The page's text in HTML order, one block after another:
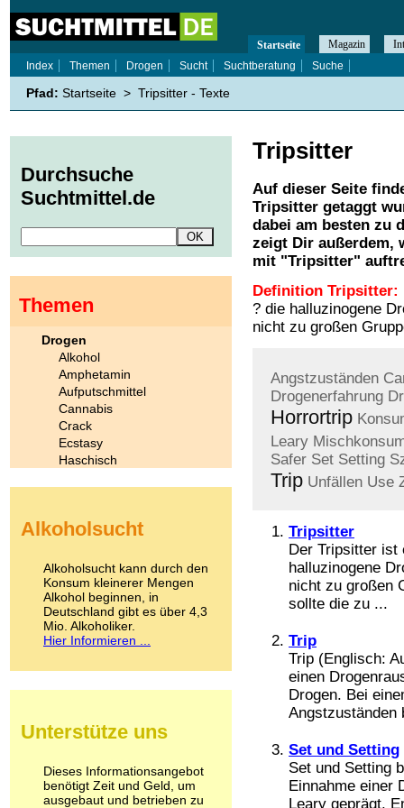
Tripsitter
Auf dieser Seite
Tripsitter getaggt
dabei am besten zu
zeigt Dir außerdem,
mit "Tripsitter"
Definition Tripsitter:
? die halluzinogene
nicht zu großen
Angstzuständen
Drogenerfahrung
Horrortrip
Leary
Safer Set Setting
Trip Unfällen Use
Tripsitter
Der Tripsitter ist
halluzinogene
nicht zu großen
sollte die zu ...
Trip
Trip (Englisch:
einen
Drogen. Bei
Angstzuständen
Set und Setting
Set und Setting
Einnahme einer
Leary geprägt.
Startseite Magazin
Index
Themen Drogen Sucht Suchtberatung Suche
Pfad: Startseite > Tripsitter - Texte
Durchsuche
Suchtmittel.de
Themen
Drogen
Alkohol
Amphetamin
Aufputschmittel
Cannabis
Crack
Ecstasy
Haschisch
Kokain
LSD
Marihuana
Medikamente
Meskalin
Metamphetamin
Methadon
Pilze
Psychopharmaka
Schlafmittel
Schmerzmittel
Alkoholsucht
Alkoholsucht kann durch den
Konsum kleinerer Mengen
Alkohol beginnen, in
Deutschland gibt es über 4,3
Mio. Alkoholiker.
Hier Informieren ...
Unterstütze uns
Dieses Informationsangebot
benötigt Zeit und Geld, um
ausgebaut und betrieben zu